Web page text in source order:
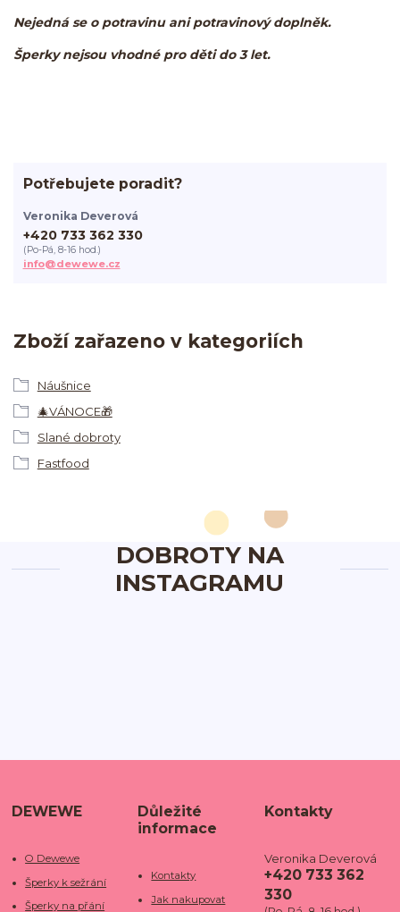
Nejedná se o potravinu ani potravinový doplněk.
Šperky nejsou vhodné pro děti do 3 let.
Zboží zařazeno v kategoriích
Náušnice
🎄VÁNOCE🎁
Slané dobroty
Fastfood
Potřebujete poradit?
Veronika Deverová
+420 733 362 330
(Po-Pá, 8-16 hod.)
info@dewewe.cz
DOBROTY NA
INSTAGRAMU
DEWEWE
O Dewewe
Šperky k sežrání
Šperky na přání
Důležité
informace
Kontakty
Jak nakupovat
Kontakty
Veronika Deverová
+420 733 362
330